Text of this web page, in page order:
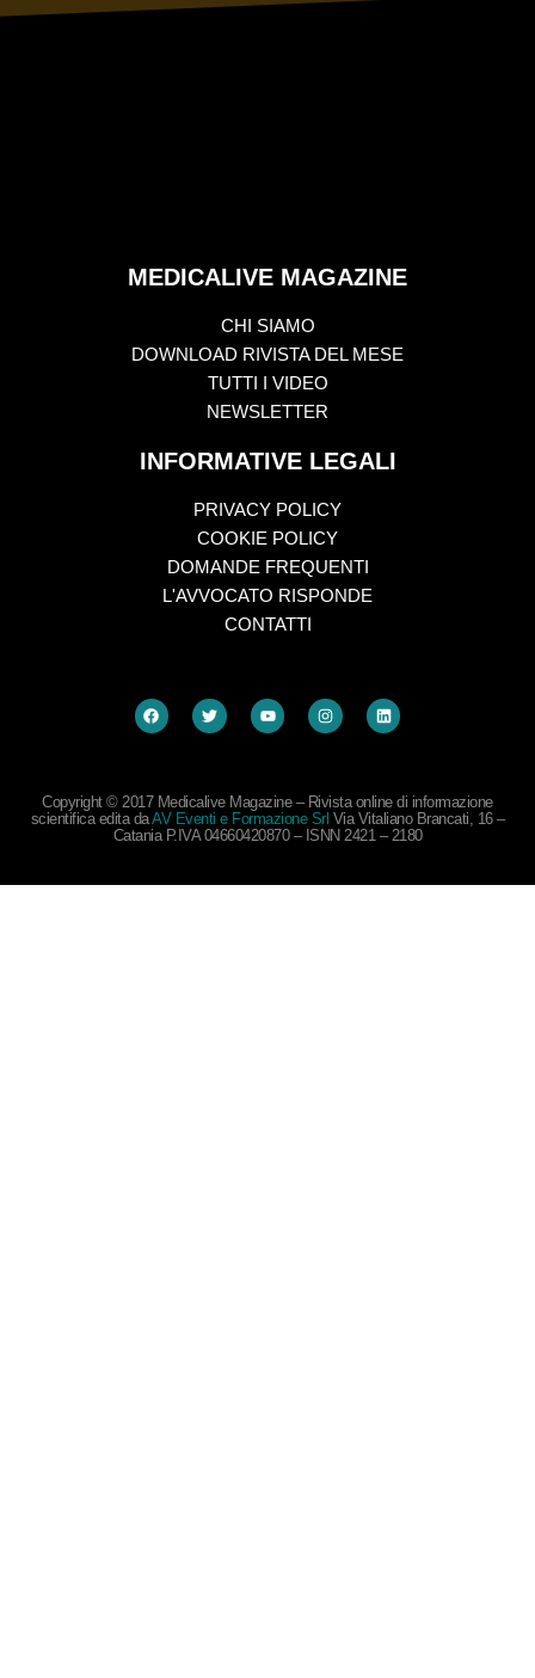
MEDICALIVE MAGAZINE
CHI SIAMO
DOWNLOAD RIVISTA DEL MESE
TUTTI I VIDEO
NEWSLETTER
INFORMATIVE LEGALI
PRIVACY POLICY
COOKIE POLICY
DOMANDE FREQUENTI
L'AVVOCATO RISPONDE
CONTATTI
Copyright © 2017 Medicalive Magazine – Rivista online di informazione
scientifica edita daAV Eventi e Formazione Srl Via Vitaliano Brancati, 16 –
Catania P.IVA 04660420870 – ISNN 2421 – 2180